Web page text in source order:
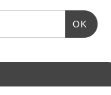
OK